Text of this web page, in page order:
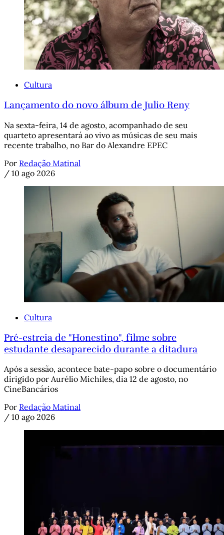
Cultura
Lançamento do novo álbum de Julio Reny
Na sexta-feira, 14 de agosto, acompanhado de seu
quarteto apresentará ao vivo as músicas de seu mais
recente trabalho, no Bar do Alexandre EPEC
Por Redação Matinal
/ 10 ago 2026
Cultura
Pré-estreia de "Honestino", filme sobre
estudante desaparecido durante a ditadura
Após a sessão, acontece bate-papo sobre o documentário
dirigido por Aurélio Michiles, dia 12 de agosto, no
CineBancários
Por Redação Matinal
/ 10 ago 2026